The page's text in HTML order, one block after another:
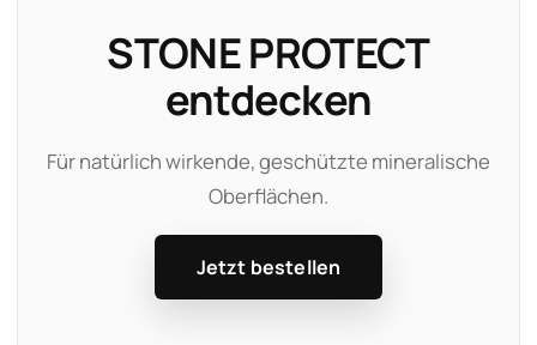
STONE PROTECT
entdecken
Für natürlich wirkende, geschützte mineralische
Oberflächen.
Jetzt bestellen